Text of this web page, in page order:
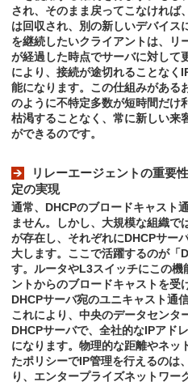
され、そのまま戻ってこなければ
は回収され、別の新しいデバイス
を継続したいクライアントは、リ
が経過した時点でサーバに対して
により、接続が途切れることなく
能になります。この仕組みがある
のように不特定多数が短時間だけ
枯渇することなく、常に新しい来
ができるのです。
リレーエージェントの重要
定の実現
通常、DHCPのブロードキャスト
ません。しかし、大規模な組織で
が存在し、それぞれにDHCPサー
大します。ここで活躍するのが「
す。ルータやL3スイッチにこの
ントからのブロードキャストを受
DHCPサーバ宛のユニキャスト通
これにより、中央のデータセンタ
DHCPサーバで、全社的なIPアド
になります。物理的な距離やネッ
たポリシーでIP管理を行えるのは
り、エンタープライズネットワー